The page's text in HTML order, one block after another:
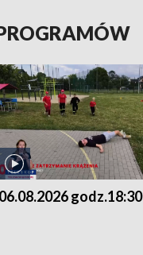
06.08.2026 godz.18:30